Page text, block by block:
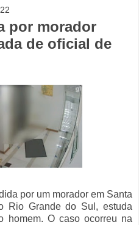
por morador
de oficial de
por um morador em Santa
Rio Grande do Sul, estuda
homem. O caso ocorreu na